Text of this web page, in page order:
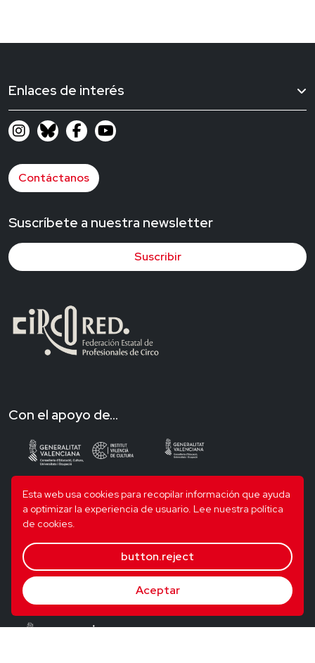
Esta web usa cookies para recopilar información que ayuda
a optimizar la experiencia de usuario. Lee nuestra política
de cookies.
button.reject
Aceptar
Enlaces de interés
Contáctanos
Suscríbete a nuestra newsletter
Suscribir
Con el apoyo de...